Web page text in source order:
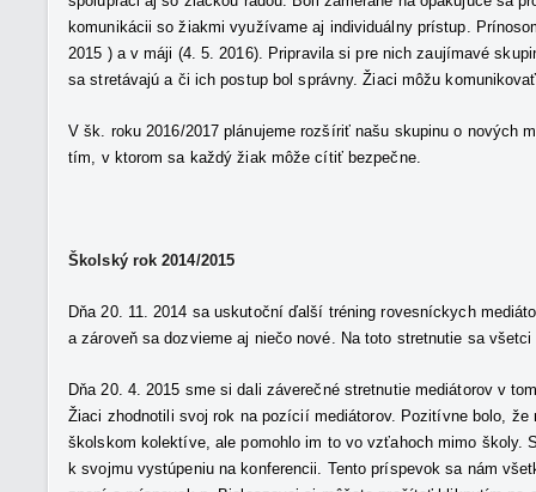
komunikácii so žiakmi využívame aj individuálny prístup.
2015 ) a v máji (4. 5. 2016). Pripravila si pre nich zaujímavé
sa stretávajú a či ich postup bol správny. Žiaci môžu
V šk. roku 2016/2017 plánujeme rozšíriť našu skupinu o nových
tím, v ktorom sa každý žiak môže cítiť bezpečne.
Školský rok 2014/2015
Dňa 20. 11. 2014 sa uskutoční ďalší tréning rovesníckych
a zároveň sa dozvieme aj niečo nové. Na toto stretnutie sa
Dňa 20. 4. 2015 sme si dali záverečné stretnutie mediátorov v
Žiaci zhodnotili svoj rok na pozícií mediátorov. Pozitívne bolo,
školskom kolektíve, ale pomohlo im to vo vzťahoch mimo školy.
k svojmu vystúpeniu na konferencii. Tento príspevok sa nám